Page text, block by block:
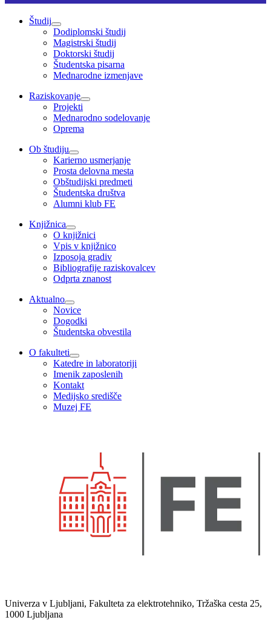
Študij
Dodiplomski študij
Magistrski študij
Doktorski študij
Študentska pisarna
Mednarodne izmenjave
Raziskovanje
Projekti
Mednarodno sodelovanje
Oprema
Ob študiju
Karierno usmerjanje
Prosta delovna mesta
Obštudijski predmeti
Študentska društva
Alumni klub FE
Knjižnica
O knjižnici
Vpis v knjižnico
Izposoja gradiv
Bibliografije raziskovalcev
Odprta znanost
Aktualno
Novice
Dogodki
Študentska obvestila
O fakulteti
Katedre in laboratoriji
Imenik zaposlenih
Kontakt
Medijsko središče
Muzej FE
Univerza v Ljubljani, Fakulteta za elektrotehniko, Tržaška cesta 25,
1000 Ljubljana